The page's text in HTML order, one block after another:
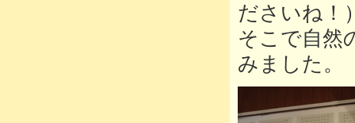
ださいね！
そこで自然
みました。